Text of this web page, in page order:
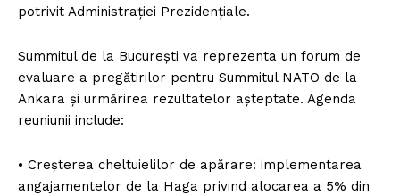
potrivit Administrației Prezidențiale.
Summitul de la București va reprezenta un forum de
evaluare a pregătirilor pentru Summitul NATO de la
Ankara și urmărirea rezultatelor așteptate. Agenda
reuniunii include:
• Creșterea cheltuielilor de apărare: implementarea
angajamentelor de la Haga privind alocarea a 5% din